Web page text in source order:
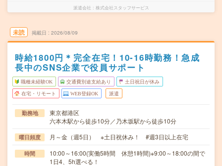
派遣会社 株式会社スタッフサービス
未読 掲載日 2026/08/09
時給1800円＊完全在宅！10-16時勤務！急成
長中のSNS企業で役員サポート
職種未経験OK 交通費別途支給あり 土日祝日が休み
在宅・リモート WEB登録OK 派遣
勤務地
東京都港区
六本木駅から徒歩10分／乃木坂駅から徒歩10分
曜日頻度 月～金（週5日） ※土日祝休み！ #週3日以上在宅
時間
10:00～16:00(実働5時間 休憩1時間)※9:00～18:00の間で
1日4、5h選べる！